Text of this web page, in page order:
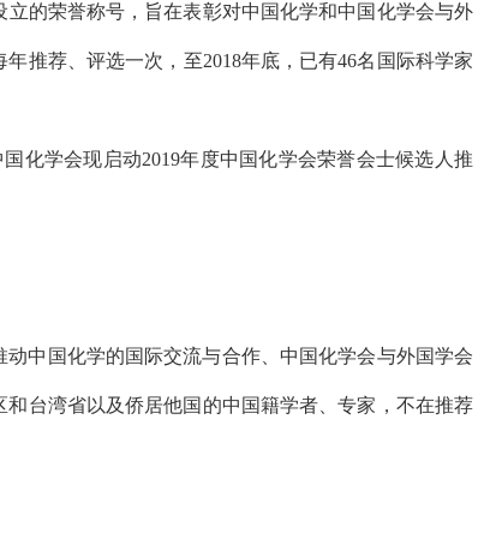
的荣誉称号，旨在表彰对中国化学和中国化学会与外
推荐、评选一次，至2018年底，已有46名国际科学家
化学会现启动2019年度中国化学会荣誉会士候选人推
中国化学的国际交流与合作、中国化学会与外国学会
台湾省以及侨居他国的中国籍学者、专家，不在推荐